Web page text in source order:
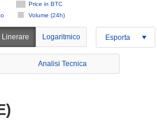
Price in BTC
Volume (24h)
Linerare Logaritmico Esporta
Analisi Tecnica